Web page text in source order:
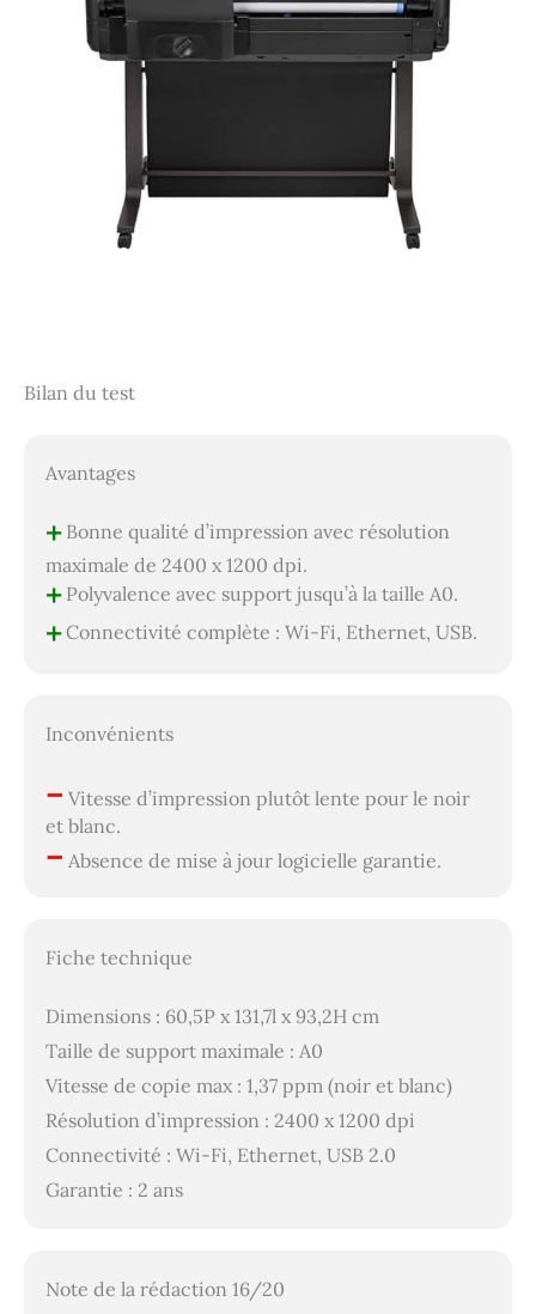
Bilan du test
Avantages
+Bonne qualité d’impression avec résolution
maximale de 2400 x 1200 dpi.
+Polyvalence avec support jusqu’à la taille A0.
+Connectivité complète : Wi-Fi, Ethernet, USB.
Inconvénients
– Vitesse d’impression plutôt lente pour le noir
et blanc.
– Absence de mise à jour logicielle garantie.
Fiche technique
Dimensions : 60,5P x 131,7l x 93,2H cm
Taille de support maximale : A0
Vitesse de copie max : 1,37 ppm (noir et blanc)
Résolution d’impression : 2400 x 1200 dpi
Connectivité : Wi-Fi, Ethernet, USB 2.0
Garantie : 2 ans
Note de la rédaction 16/20